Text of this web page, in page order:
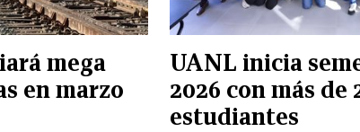
mega
en marzo
UANL inicia
2026 con más de
estudiantes